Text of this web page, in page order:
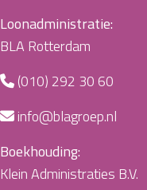
Loonadministratie:
BLA Rotterdam
(010) 292 30 60
info@blagroep.nl
Boekhouding:
Klein Administraties B.V.